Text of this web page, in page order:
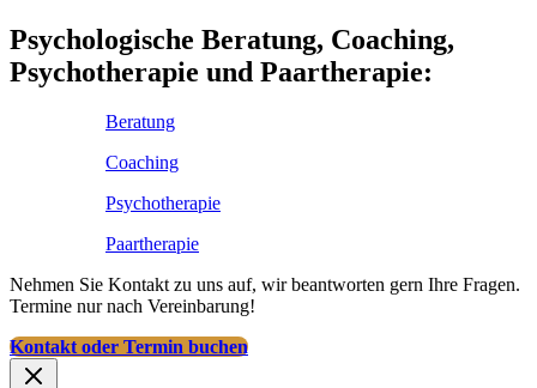
Psychologische Beratung, Coaching,
Psychotherapie und Paartherapie:
Beratung
Coaching
Psychotherapie
Paartherapie
Nehmen Sie Kontakt zu uns auf, wir beantworten gern Ihre Fragen.
Termine nur nach Vereinbarung!
Kontakt oder Termin buchen